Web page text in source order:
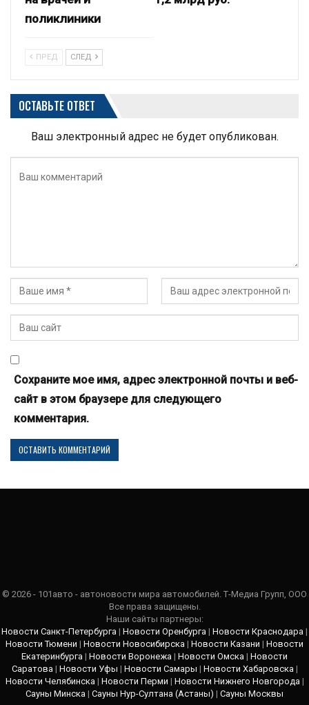
поликлиники
ПРЕД СЛЕД
ОСТАВЬТЕ ОТВЕТ
Ваш электронный адрес не будет опубликован.
Сохраните мое имя, адрес электронной почты и веб-
сайт в этом браузере для следующего
комментария.
© 2026 - 101авто - автоновости мира автомобилей. Т-Медиа Групп, ООО
Все права защищены.
Наши сайты партнеры:
Новости Санкт-Петербурга | Новости Оренбурга | Новости Краснодара |
Новости Тюмени | Новости Новосибирска | Новости Казани | Новости
Екатеринбурга | Новости Воронежа | Новости Омска | Новости
Саратова | Новости Уфы | Новости Самары | Новости Хабаровска |
Новости Челябинска | Новости Перми | Новости Нижнего Новгорода |
Сауны Минска | Сауны Нур-Султана (Астаны) | Сауны Москвы